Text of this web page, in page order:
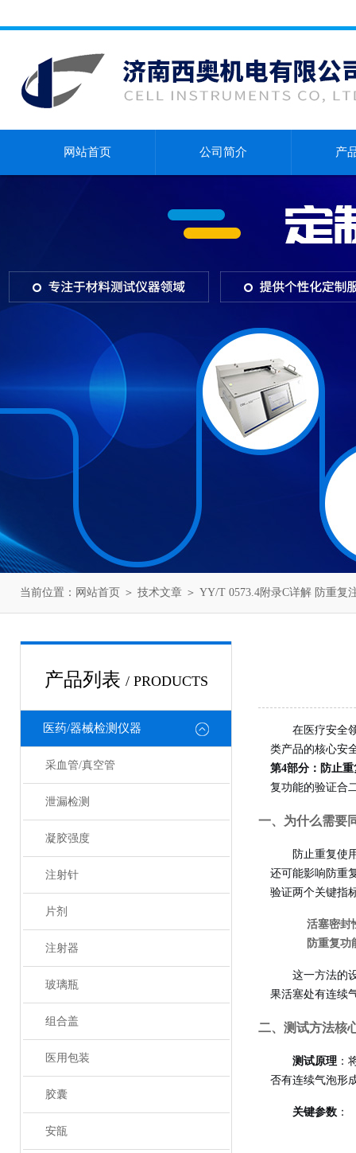
网站首页 公司简介 产
当前位置： 网站首页 ＞ 技术文章 ＞ YY/T 0573.4附录C详解 防重复
产品列表 / PRODUCTS
医药/器械检测仪器
采血管/真空管
泄漏检测
凝胶强度
注射针
片剂
注射器
玻璃瓶
组合盖
医用包装
胶囊
安瓿
在医疗安全
类产品的核心安
第4部分：防止
复功能的验证合
一、为什么需要
防止重复使
还可能影响防重
验证两个关键指
活塞密封
防重复功
这一方法的
果活塞处有连续
二、测试方法核
测试原理 ：
否有连续气泡形
关键参数 ：